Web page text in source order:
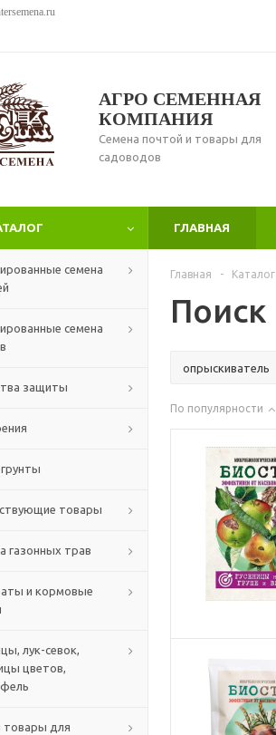
АГРО СЕМЕННАЯ
КОМПАНИЯ
Семена почтой и товары для
садоводов
ГЛАВНАЯ
семена
семена
защиты
товары
газонных трав
и кормовые
лук-севок,
цветов,
товары для
Главная - Каталог
Поиск
По популярности